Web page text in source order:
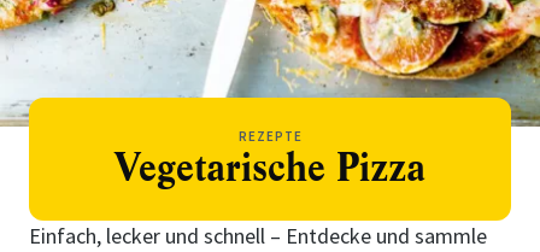
REZEPTE
Vegetarische Pizza
Einfach, lecker und schnell – Entdecke und sammle